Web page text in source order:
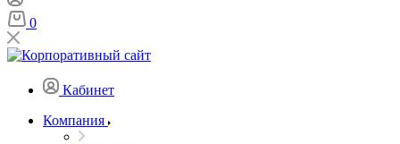
0
Кабинет
Компания